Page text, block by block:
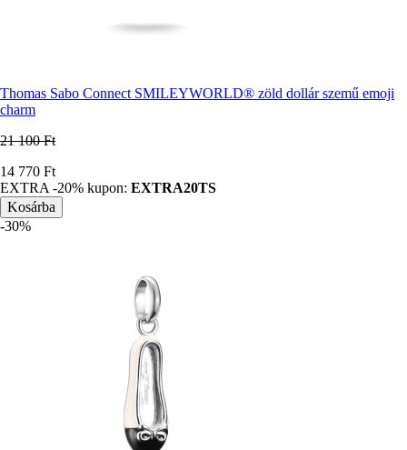
Thomas Sabo Connect SMILEYWORLD® zöld dollár szemű emoji
charm
21 100 Ft
Ár
14 770 Ft
EXTRA -20% kupon: EXTRA20TS
-30%